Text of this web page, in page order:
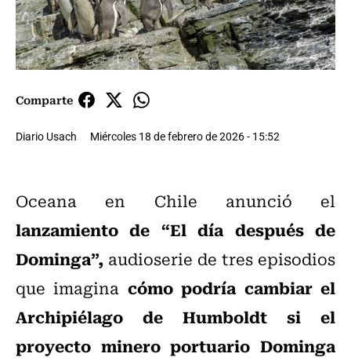
Comparte
Diario Usach Miércoles 18 de febrero de 2026 - 15:52
Oceana en Chile anunció el
lanzamiento de “El día después de
Dominga”, audioserie de tres episodios
que imagina cómo podría cambiar el
Archipiélago de Humboldt si el
proyecto minero portuario Dominga